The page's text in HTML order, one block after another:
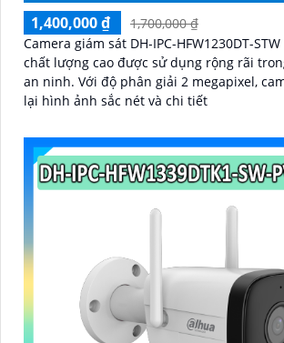
1,400,000 ₫
1,700,000 ₫
Camera giám sát DH-IPC-HFW1230DT-
chất lượng cao được sử dụng rộng rãi
an ninh. Với độ phân giải 2 megapixel,
lại hình ảnh sắc nét và chi tiết